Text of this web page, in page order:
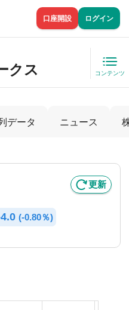
口座開設 ログイン
クス コンテンツ
データ ニュース
更新
4.0 (-0.80％)